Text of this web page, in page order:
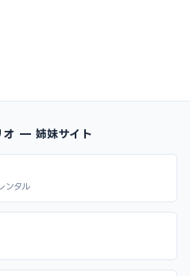
オ — 姉妹サイト
ンタル